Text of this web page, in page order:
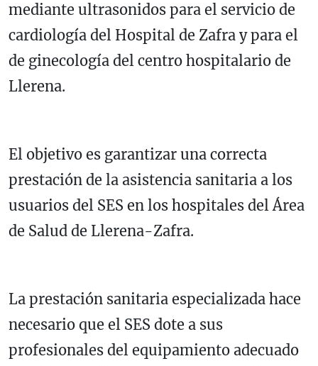
mediante ultrasonidos para el servicio de
cardiología del Hospital de Zafra y para el
de ginecología del centro hospitalario de
Llerena.
El objetivo es garantizar una correcta
prestación de la asistencia sanitaria a los
usuarios del SES en los hospitales del Área
de Salud de Llerena-Zafra.
La prestación sanitaria especializada hace
necesario que el SES dote a sus
profesionales del equipamiento adecuado